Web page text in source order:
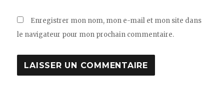
Enregistrer mon nom, mon e-mail et mon site dans
le navigateur pour mon prochain commentaire.